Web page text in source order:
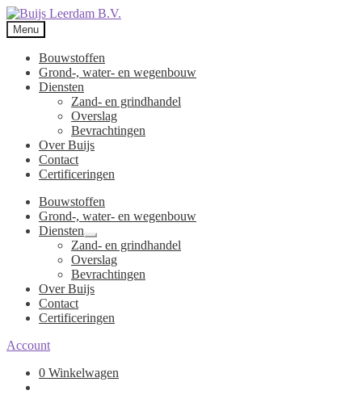
Menu
Bouwstoffen
Grond-, water- en wegenbouw
Diensten
Zand- en grindhandel
Overslag
Bevrachtingen
Over Buijs
Contact
Certificeringen
Bouwstoffen
Grond-, water- en wegenbouw
Diensten
Submenu
uitvouwen
Zand- en grindhandel
Overslag
Bevrachtingen
Over Buijs
Contact
Certificeringen
Account
0 Winkelwagen